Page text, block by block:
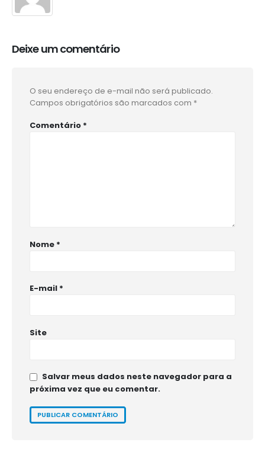
Deixe um comentário
O seu endereço de e-mail não será publicado.
Campos obrigatórios são marcados com *
Comentário *
Nome *
E-mail *
Site
Salvar meus dados neste navegador para a
próxima vez que eu comentar.